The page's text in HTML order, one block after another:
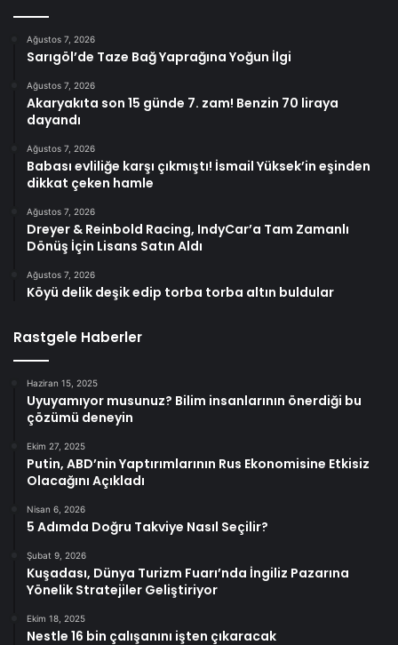
Ağustos 7, 2026
Sarıgöl’de Taze Bağ Yaprağına Yoğun İlgi
Ağustos 7, 2026
Akaryakıta son 15 günde 7. zam! Benzin 70 liraya
dayandı
Ağustos 7, 2026
Babası evliliğe karşı çıkmıştı! İsmail Yüksek’in eşinden
dikkat çeken hamle
Ağustos 7, 2026
Dreyer & Reinbold Racing, IndyCar’a Tam Zamanlı
Dönüş İçin Lisans Satın Aldı
Ağustos 7, 2026
Köyü delik deşik edip torba torba altın buldular
Rastgele Haberler
Haziran 15, 2025
Uyuyamıyor musunuz? Bilim insanlarının önerdiği bu
çözümü deneyin
Ekim 27, 2025
Putin, ABD’nin Yaptırımlarının Rus Ekonomisine Etkisiz
Olacağını Açıkladı
Nisan 6, 2026
5 Adımda Doğru Takviye Nasıl Seçilir?
Şubat 9, 2026
Kuşadası, Dünya Turizm Fuarı’nda İngiliz Pazarına
Yönelik Stratejiler Geliştiriyor
Ekim 18, 2025
Nestle 16 bin çalışanını işten çıkaracak